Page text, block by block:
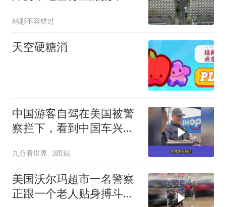
精彩不容错过
天空硬糖消
中国游客自驾在美国被警
察拦下，看到中国车兴奋
九分看世界 3跟贴
美国沃尔玛超市一名警察
正跟一个老人贴身搏斗，